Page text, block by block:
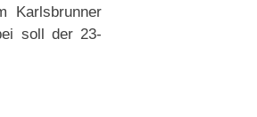
Karlsbrunner
soll der 23-